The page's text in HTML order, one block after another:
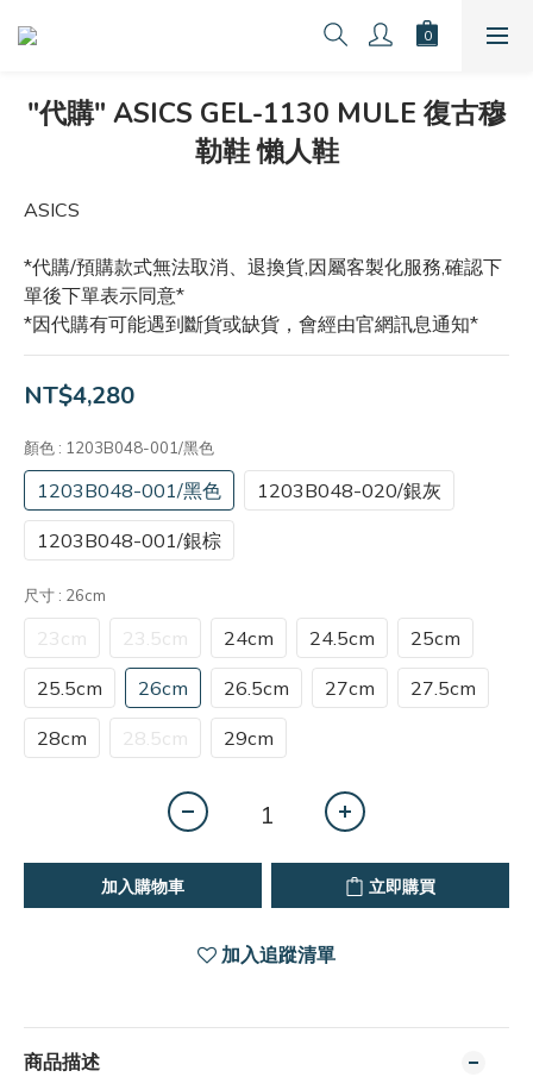
"代購" ASICS GEL-1130 MULE 復古穆
勒鞋 懶人鞋
ASICS
*代購/預購款式無法取消、退換貨,因屬客製化服務,確認下
單後下單表示同意*
*因代購有可能遇到斷貨或缺貨，會經由官網訊息通知*
NT$4,280
顏色 : 1203B048-001/黑色
1203B048-001/黑色 1203B048-020/銀灰
1203B048-001/銀棕
尺寸 : 26cm
23cm 23.5cm 24cm 24.5cm 25cm
25.5cm 26cm 26.5cm 27cm 27.5cm
28cm 28.5cm 29cm
加入購物車 立即購買
加入追蹤清單
商品描述